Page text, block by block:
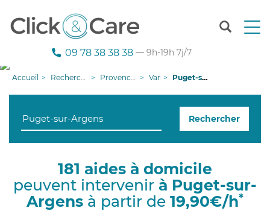
T
n
g
i
09 78 38 38 38 — 9h-19h 7j/7
Accueil Recherche aide à domicile Provence-Alpes-Côte d'Azur Var Puget-sur-Argens
Rechercher
181 aides à domicile
peuvent intervenir à Puget-sur-
Argens à partir de 19,90€/h*